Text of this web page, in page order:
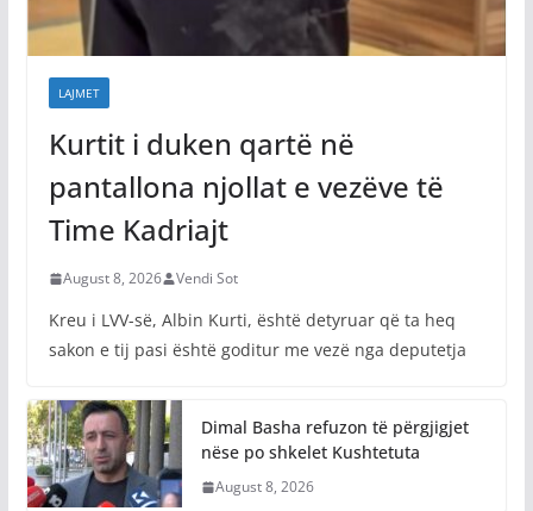
LAJMET
Kurtit i duken qartë në
pantallona njollat e vezëve të
Time Kadriajt
August 8, 2026 Vendi Sot
Kreu i LVV-së, Albin Kurti, është detyruar që ta heq
sakon e tij pasi është goditur me vezë nga deputetja
Dimal Basha refuzon të përgjigjet
nëse po shkelet Kushtetuta
August 8, 2026